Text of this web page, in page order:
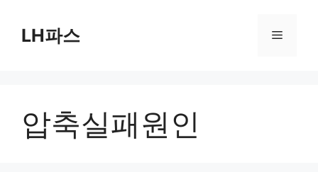
LH파스 메
압축실패원인